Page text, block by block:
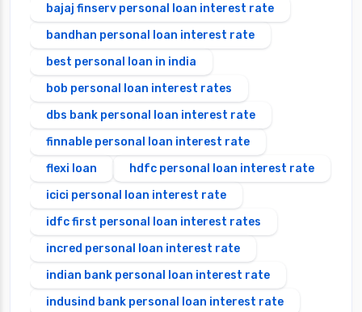
bajaj finserv personal loan interest rate
bandhan personal loan interest rate
best personal loan in india
bob personal loan interest rates
dbs bank personal loan interest rate
finnable personal loan interest rate
flexi loan
hdfc personal loan interest rate
icici personal loan interest rate
idfc first personal loan interest rates
incred personal loan interest rate
indian bank personal loan interest rate
indusind bank personal loan interest rate